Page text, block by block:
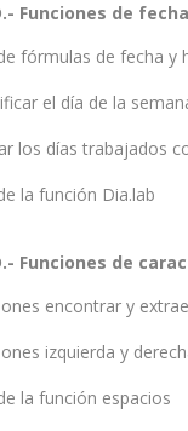
Funciones de fecha
fórmulas de fecha y
el día de la
los días trabajados
la función Dia.lab
Funciones de
encontrar y
izquierda y
la función espacios